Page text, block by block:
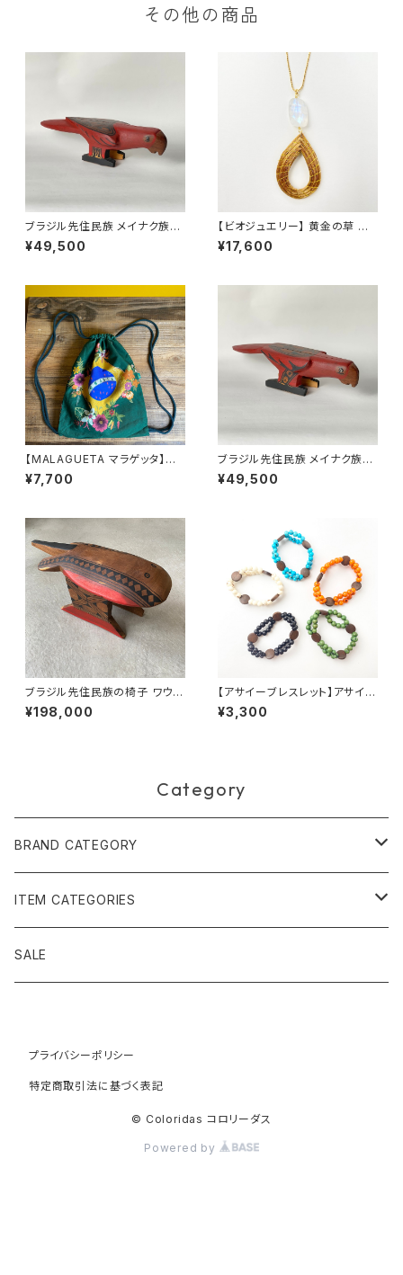
その他の商品
ブラジル先住民族 メイナク族の
椅子 ベニコンゴウインコ 全長4
0cm
¥49,500
【ビオジュエリー】 黄金の草 カッ
ピンドウラード チェーンネックレ
ス レインボームーンストーン ド
¥17,600
【MALAGUETA マラゲッタ】ナッ
プサック
¥7,700
ブラジル先住民族 メイナク族の
椅子 ベニコンゴウインコ 全長4
0cm
¥49,500
ブラジル先住民族の椅子 ワウラ
ー族 エイ
¥198,000
【アサイーブレスレット】アサイー
２連＆ウッド
¥3,300
Category
BRAND CATEGORY
黄金の草 ビオジュエリー
ピアス＆イヤリング
ティアラ、ヘッドドレス
ボルジェス木版画
木版画 M
ブラジル先住民族の椅子
ITEM CATEGORIES
アクセサリー
ブレスレット
アパレル
SALE
プライバシーポリシー
特定商取引法に基づく表記
© Coloridas コロリーダス
Powered by